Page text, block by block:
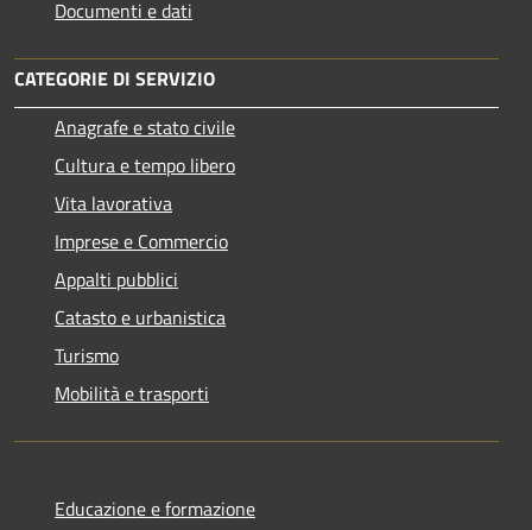
Documenti e dati
CATEGORIE DI SERVIZIO
Anagrafe e stato civile
Cultura e tempo libero
Vita lavorativa
Imprese e Commercio
Appalti pubblici
Catasto e urbanistica
Turismo
Mobilità e trasporti
Educazione e formazione